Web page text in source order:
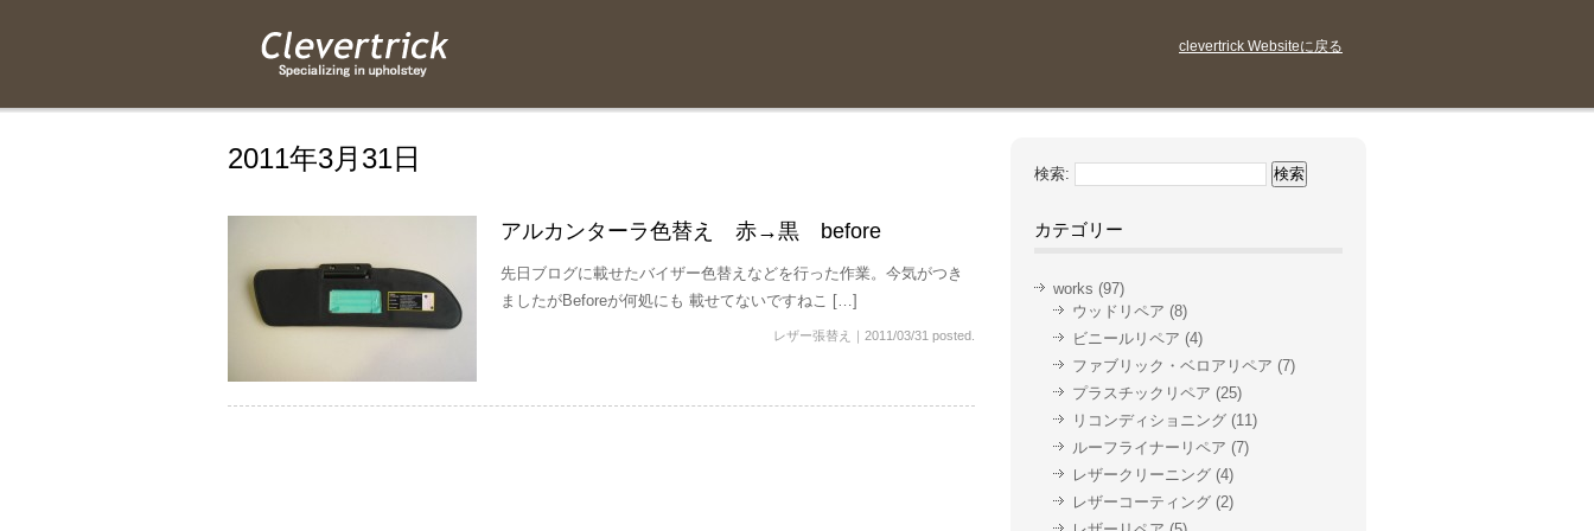
clevertrick Websiteに戻る
2011年3月31日
アルカンターラ色替え 赤→黒 before
先日ブログに載せたバイザー色替えなどを行った作業。今気がつき
ましたがBeforeが何処にも 載せてないですねこ […]
レザー張替え ｜ 2011/03/31 posted.
検索:
カテゴリー
works (97)
ウッドリペア (8)
ビニールリペア (4)
ファブリック・ベロアリペア (7)
プラスチックリペア (25)
リコンディショニング (11)
ルーフライナーリペア (7)
レザークリーニング (4)
レザーコーティング (2)